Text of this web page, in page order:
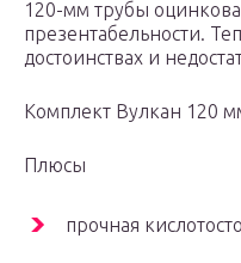
120-мм трубы
презентабельности.
достоинствах и
Комплект Вулкан 120
Плюсы
прочная